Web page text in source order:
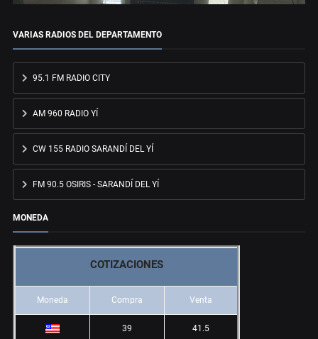
VARIAS RADIOS DEL DEPARTAMENTO
95.1 FM RADIO CITY
AM 960 RADIO YÍ
CW 155 RADIO SARANDÍ DEL YÍ
FM 90.5 OSIRIS - SARANDÍ DEL YÍ
MONEDA
COTIZACIONES
Moneda Compra Venta
39 41.5